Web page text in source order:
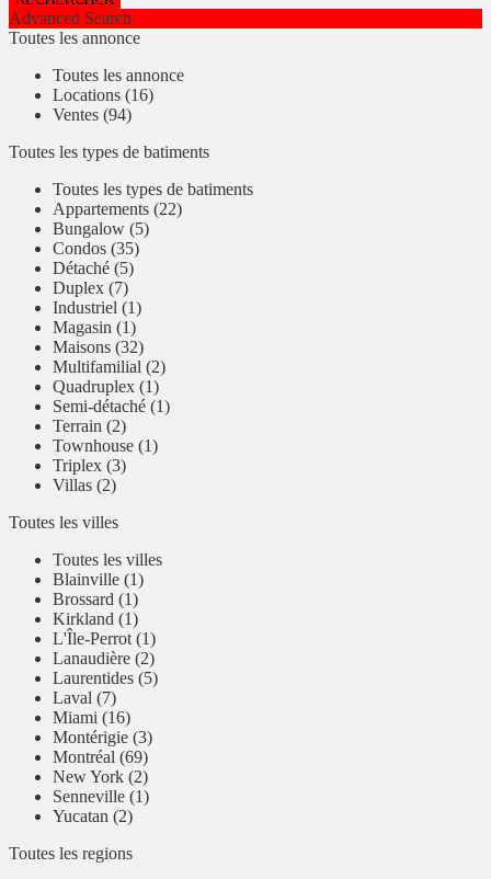
Advanced Search
Toutes les annonce
Toutes les annonce
Locations (16)
Ventes (94)
Toutes les types de batiments
Toutes les types de batiments
Appartements (22)
Bungalow (5)
Condos (35)
Détaché (5)
Duplex (7)
Industriel (1)
Magasin (1)
Maisons (32)
Multifamilial (2)
Quadruplex (1)
Semi-détaché (1)
Terrain (2)
Townhouse (1)
Triplex (3)
Villas (2)
Toutes les villes
Toutes les villes
Blainville (1)
Brossard (1)
Kirkland (1)
L'Île-Perrot (1)
Lanaudière (2)
Laurentides (5)
Laval (7)
Miami (16)
Montérigie (3)
Montréal (69)
New York (2)
Senneville (1)
Yucatan (2)
Toutes les regions